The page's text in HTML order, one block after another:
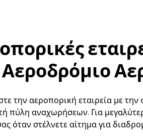
την αεροπορική εταιρεία με την
πύλη αναχωρήσεων. Για
όταν στέλνετε αίτημα για